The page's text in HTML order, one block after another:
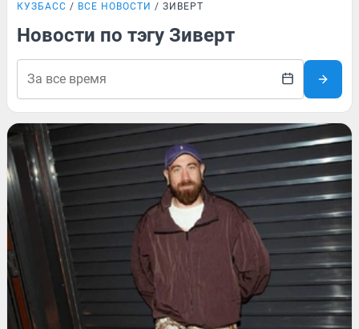
КУЗБАСС ВСЕ НОВОСТИ ЗИВЕРТ
Новости по тэгу Зиверт